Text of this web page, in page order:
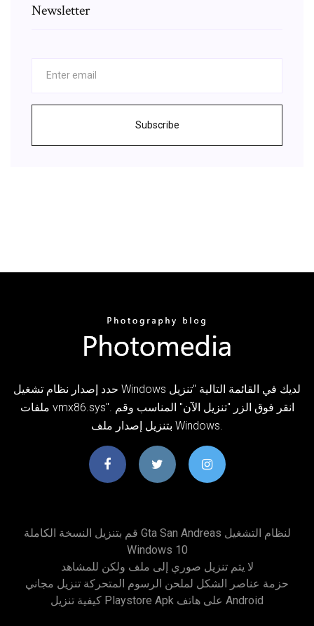
Newsletter
Subscribe
حدد إصدار نظام تشغيل Windows لديك في القائمة التالية "تنزيل
ملفات vmx86.sys". انقر فوق الزر "تنزيل الآن" المناسب وقم
بتنزيل إصدار ملف Windows.
قم بتنزيل النسخة الكاملة Gta San Andreas لنظام التشغيل
Windows 10
لا يتم تنزيل صوري إلى ملف ولكن للمشاهد
حزمة عناصر الشكل لملحن الرسوم المتحركة تنزيل مجاني
كيفية تنزيل Playstore Apk على هاتف Android